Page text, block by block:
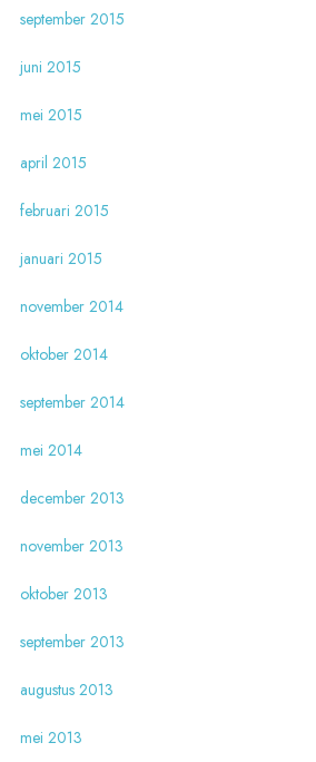
september 2015
juni 2015
mei 2015
april 2015
februari 2015
januari 2015
november 2014
oktober 2014
september 2014
mei 2014
december 2013
november 2013
oktober 2013
september 2013
augustus 2013
mei 2013